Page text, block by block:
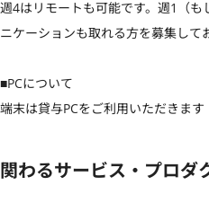
週4はリモートも可能です。週1（
ニケーションも取れる方を募集して
■PCについて
端末は貸与PCをご利用いただきます
関わるサービス・プロダ